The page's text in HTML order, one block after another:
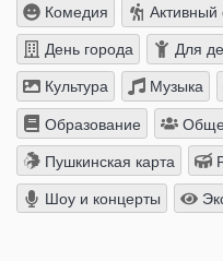
Комедия Активный
День города Для
Культура Музыка
Образование
Пушкинская карта
Шоу и концерты